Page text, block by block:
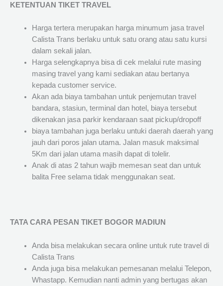
KETENTUAN TIKET TRAVEL
Harga tertera merupakan harga minumum jasa travel
Calista Trans berlaku untuk satu orang atau satu kursi
dalam sekali jalan.
Harga selengkapnya bisa di cek melalui rute masing
masing travel yang kami sediakan atau bertanya
kepada customer service.
Akan ada biaya tambahan untuk penjemutan travel
bandara, stasiun, terminal dan hotel, biaya tersebut
dikenakan jasa parkir kendaraan saat pickup/dropoff
biaya tambahan juga berlaku untuki daerah daerah yang
jauh dari poros jalan utama. Jalan masuk maksimal
5Km dari jalan utama masih dapat di tolelir.
Anak di atas 2 tahun wajib memesan seat dan untuk
balita Free selama tidak menggunakan seat.
TATA CARA PESAN TIKET BOGOR MADIUN
Anda bisa melakukan secara online untuk rute travel di
Calista Trans
Anda juga bisa melakukan pemesanan melalui Telepon,
Whastapp. Kemudian nanti admin yang bertugas akan